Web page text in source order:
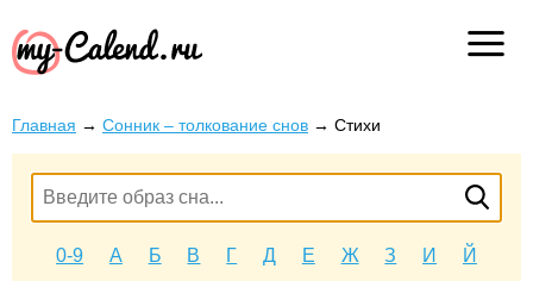
Главная → Сонник – толкование снов → Стихи
0-9 А Б В Г Д Е Ж З И
Й